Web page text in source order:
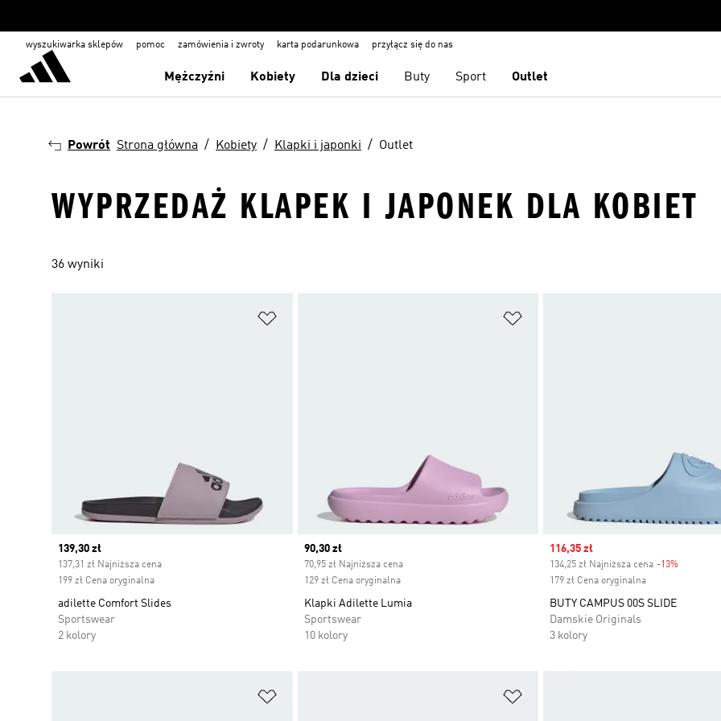
wyszukiwarka sklepów pomoc zamówienia i zwroty karta podarunkowa przyłącz się do nas
Mężczyźni Kobiety Dla dzieci Buty Sport Outlet
Powrót Strona główna Kobiety Klapki i japonki Outlet
WYPRZEDAŻ KLAPEK I JAPONEK DLA KOBIET
36 wyniki
Current price
139,30 zł
137,31 zł Najniższa cena
199 zł Cena oryginalna
adilette Comfort Slides
Sportswear
2 kolory
Current price
90,30 zł
70,95 zł Najniższa cena
129 zł Cena oryginalna
Klapki Adilette Lumia
Sportswear
10 kolory
Sale price
116,35 zł
134,25 zł Najniższa cena -13%
179 zł Cena oryginalna
BUTY CAMPUS 00S SLIDE
Damskie Originals
3 kolory